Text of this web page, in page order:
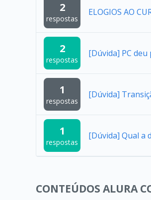
2
respostas
ELOGIOS AO
2
respostas
[Dúvida] PC
1
respostas
[Dúvida]
1
respostas
[Dúvida] Qual a
CONTEÚDOS ALURA